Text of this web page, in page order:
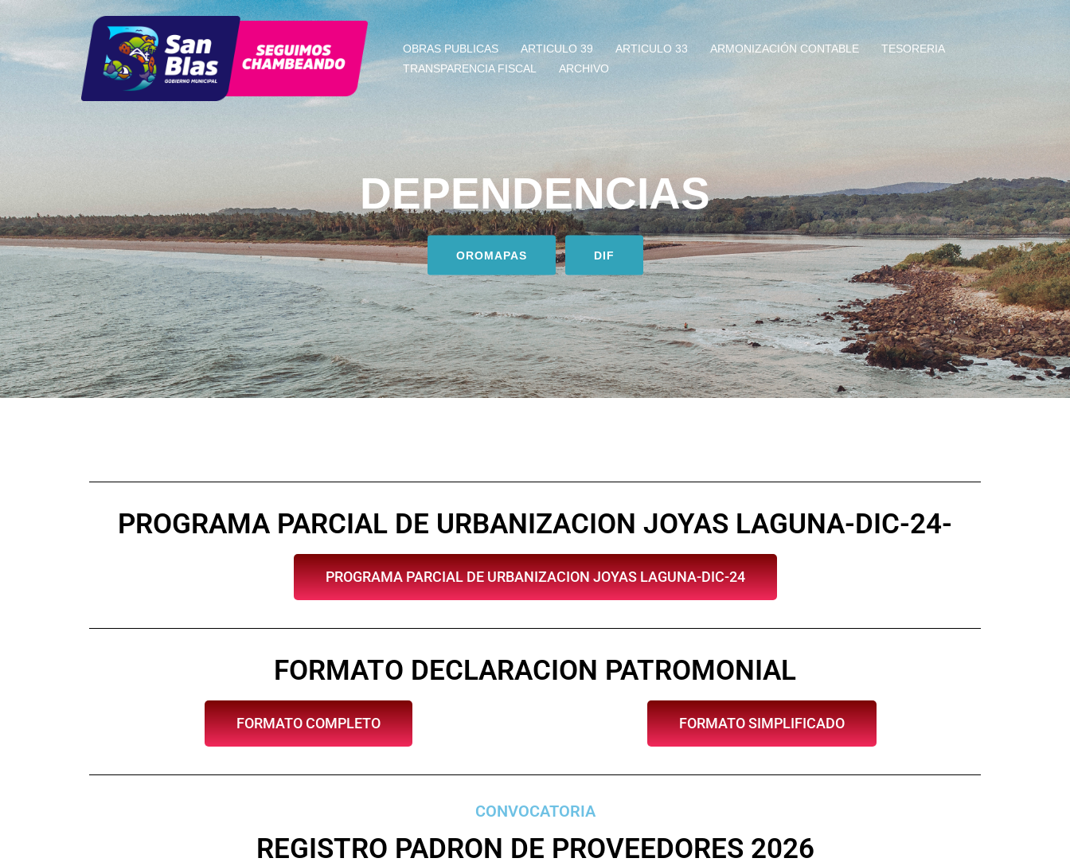
OBRAS PUBLICAS ARTICULO 39 ARTICULO 33 ARMONIZACIÓN CONTABLE
TESORERIA
TRANSPARENCIA FISCAL
ARCHIVO
DEPENDENCIAS
OROMAPAS DIF
PROGRAMA PARCIAL DE URBANIZACION JOYAS LAGUNA-DIC-24-
PROGRAMA PARCIAL DE URBANIZACION JOYAS LAGUNA-DIC-24
FORMATO DECLARACION PATROMONIAL
FORMATO COMPLETO FORMATO SIMPLIFICADO
CONVOCATORIA
REGISTRO PADRON DE PROVEEDORES 2026